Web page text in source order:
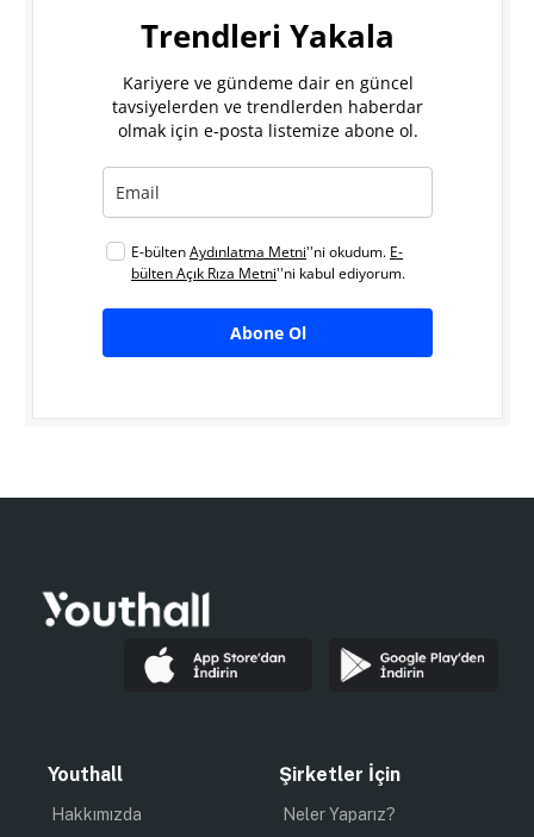
Trendleri Yakala
Kariyere ve gündeme dair en güncel
tavsiyelerden ve trendlerden haberdar
olmak için e-posta listemize abone ol.
E-bültenAydınlatma Metni''ni okudum. E-
bülten Açık Rıza Metni''ni kabul ediyorum.
Abone Ol
Youthall
Hakkımızda
Şirketler İçin
Neler Yaparız?